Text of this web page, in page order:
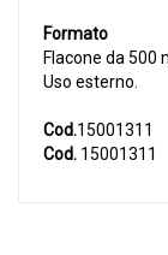
Formato
Flacone da 500
Uso esterno.
Cod.15001311
Cod. 15001311